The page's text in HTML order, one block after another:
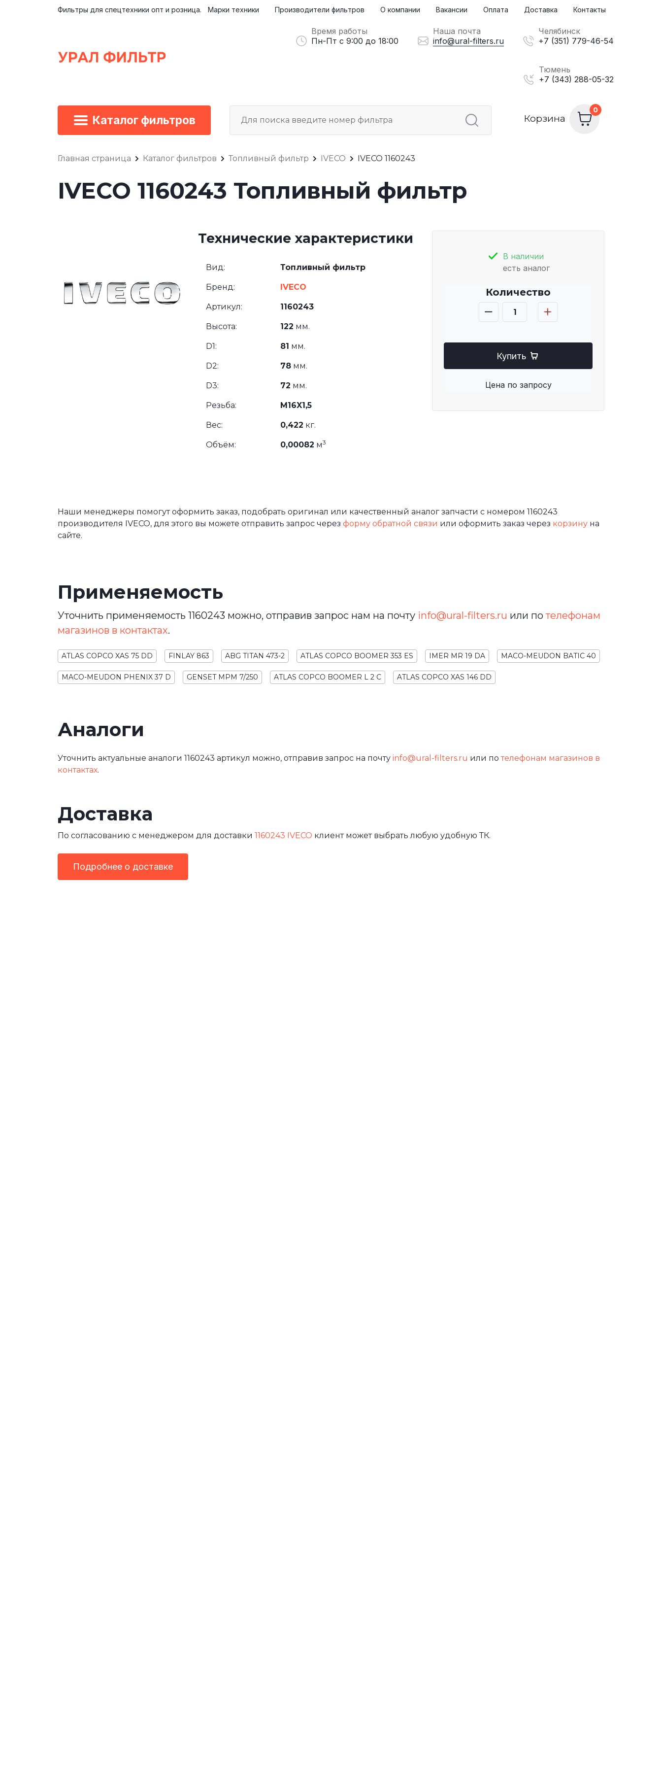
Каталог фильтров Корзина
Фильтры для спецтехники опт и розница. Марки техники Производители фильтров О компании Вакансии Оплата Доставка Контакты
Время работы
Пн-Пт с 9:00 до 18:00
Наша почта
info@ural-filters.ru
Челябинск
+7 (351) 779-46-54
Тюмень
+7 (343) 288-05-32
Главная страница Каталог фильтров Топливный фильтр IVECO IVECO 1160243
IVECO 1160243 Топливный фильтр
В наличии
есть аналог
Количество
Купить
Цена по запросу
Технические характеристики
Вид: Топливный фильтр
Бренд: IVECO
Артикул: 1160243
Высота: 122 мм.
D1: 81 мм.
D2: 78 мм.
D3: 72 мм.
Резьба: M16X1,5
Вес: 0,422 кг.
Объём: 0,00082 м3
Наши менеджеры помогут оформить заказ, подобрать оригинал или качественный аналог запчасти с номером 1160243
производителя IVECO, для этого вы можете отправить запрос через форму обратной связи или оформить заказ через корзину на
сайте.
Применяемость
Уточнить применяемость 1160243 можно, отправив запрос нам на почту info@ural-filters.ru или потелефонам
магазинов в контактах.
ATLAS COPCO XAS 75 DD FINLAY 863 ABG TITAN 473-2 ATLAS COPCO BOOMER 353 ES IMER MR 19 DA MACO-MEUDON BATIC 40
MACO-MEUDON PHENIX 37 D GENSET MPM 7/250 ATLAS COPCO BOOMER L 2 C ATLAS COPCO XAS 146 DD
Аналоги
Уточнить актуальные аналоги 1160243 артикул можно, отправив запрос на почту info@ural-filters.ru или потелефонам магазинов в
контактах.
Доставка
По согласованию с менеджером для доставки 1160243 IVECO клиент может выбрать любую удобную ТК.
Подробнее о доставке